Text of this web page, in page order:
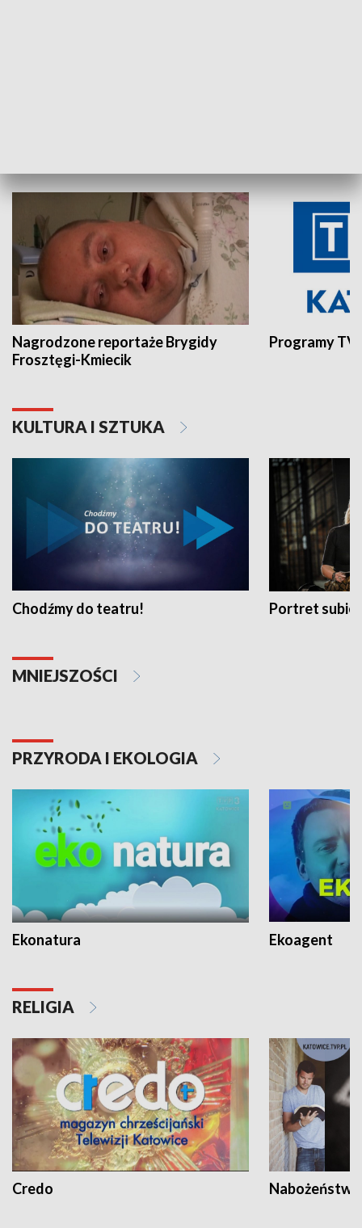
Nagrodzone reportaże Brygidy
Frosztęgi-Kmiecik
Programy
KULTURA I SZTUKA
Chodźmy do teatru! Portret
MNIEJSZOŚCI
PRZYRODA I EKOLOGIA
Ekonatura Ekoagent
RELIGIA
Credo